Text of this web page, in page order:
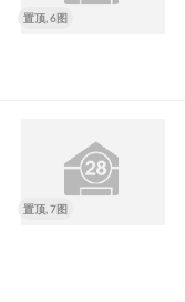
置顶, 6图
置顶, 7图